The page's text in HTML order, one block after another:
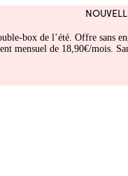
box de l’été. Offre sans
mensuel de 18,90€/mois.